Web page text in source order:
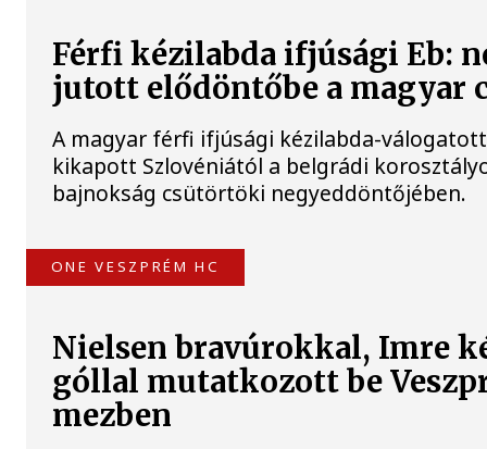
Férfi kézilabda ifjúsági Eb:
jutott elődöntőbe a magyar
A magyar férfi ifjúsági kézilabda-
kikapott Szlovéniától a belgrádi
bajnokság csütörtöki negyeddöntőjében.
ONE VESZPRÉM HC
Nielsen bravúrokkal, Imre
góllal mutatkozott be
mezben